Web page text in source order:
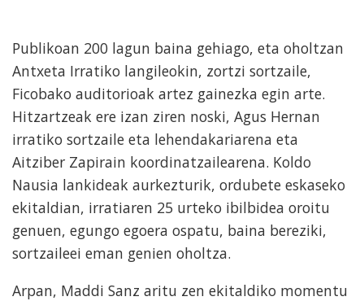
Publikoan 200 lagun baina gehiago, eta oholtzan
Antxeta Irratiko langileokin, zortzi sortzaile,
Ficobako auditorioak artez gainezka egin arte.
Hitzartzeak ere izan ziren noski, Agus Hernan
irratiko sortzaile eta lehendakariarena eta
Aitziber Zapirain koordinatzailearena. Koldo
Nausia lankideak aurkezturik, ordubete eskaseko
ekitaldian, irratiaren 25 urteko ibilbidea oroitu
genuen, egungo egoera ospatu, baina bereziki,
sortzaileei eman genien oholtza.
Arpan, Maddi Sanz aritu zen ekitaldiko momentu